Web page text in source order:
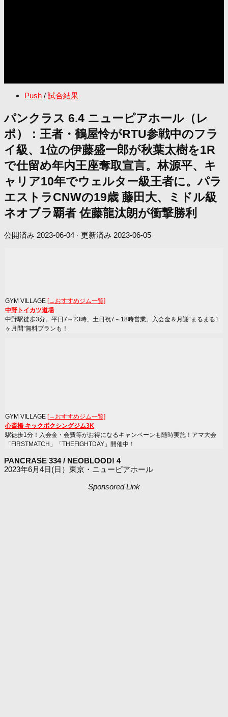
Push / 試合結果
パンクラス 6.4 ニューピアホール（レ
ポ）：王者・鶴屋怜がRTU参戦中のフラ
イ級、1位の伊藤盛一郎が秋葉太樹を1R
で仕留め年内王座奪取宣言。林源平、キ
ャリア10年でウェルター級王者に。パラ
エストラCNWの19歳 藤田大、ミドル級
ネオブラ覇者 佐藤龍汰朗が衝撃勝利
公開済み 2023-06-04 · 更新済み 2023-06-05
GYM VILLAGE [→おすすめジム一覧]
中野トイカツ道場
中野駅徒歩3分。平日7～23時、土日祝7～18時営業。入会金＆月謝“まるまる1
ヶ月間”無料プランも！
GYM VILLAGE [→おすすめジム一覧]
心斎橋 キックボクシングジム3K
駅徒歩1分！入会金・会費等がお得になるキャンペーンも随時実施！アマ大会
「FIRSTMATCH」「THEFIGHTDAY」開催中！
PANCRASE 334 / NEOBLOOD! 4
2023年6月4日(日）東京・ニューピアホール
Sponsored Link